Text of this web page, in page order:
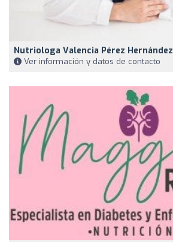
Nutriologa Valencia Pérez Hernández
Ver información y datos de contacto